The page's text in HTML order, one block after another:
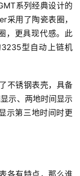
系列经典设计的
采用了陶瓷表圈，
，更具现代感。此
型自动上链机
不锈钢表壳，具备
示、两地时间显示
示第三地时间时更
各有特点，那么谁